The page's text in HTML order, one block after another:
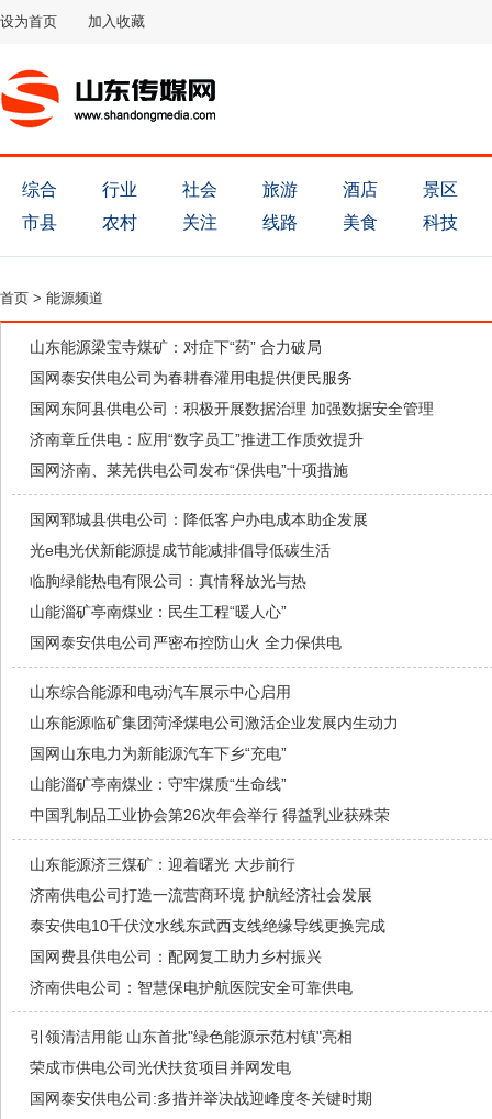
设为首页 加入收藏
综合 行业 社会 旅游 酒店
景区
市县
农村 关注 线路 美食 科技
首页 > 能源频道
山东能源梁宝寺煤矿：对症下“药” 合力破局
国网泰安供电公司为春耕春灌用电提供便民服务
国网东阿县供电公司：积极开展数据治理 加强数据安全管理
济南章丘供电：应用“数字员工”推进工作质效提升
国网济南、莱芜供电公司发布“保供电”十项措施
国网郓城县供电公司：降低客户办电成本助企发展
光e电光伏新能源提成节能减排倡导低碳生活
临朐绿能热电有限公司：真情释放光与热
山能淄矿亭南煤业：民生工程“暖人心”
国网泰安供电公司严密布控防山火 全力保供电
山东综合能源和电动汽车展示中心启用
山东能源临矿集团菏泽煤电公司激活企业发展内生动力
国网山东电力为新能源汽车下乡“充电”
山能淄矿亭南煤业：守牢煤质“生命线”
中国乳制品工业协会第26次年会举行 得益乳业获殊荣
山东能源济三煤矿：迎着曙光 大步前行
济南供电公司打造一流营商环境 护航经济社会发展
泰安供电10千伏汶水线东武西支线绝缘导线更换完成
国网费县供电公司：配网复工助力乡村振兴
济南供电公司：智慧保电护航医院安全可靠供电
引领清洁用能 山东首批"绿色能源示范村镇"亮相
荣成市供电公司光伏扶贫项目并网发电
国网泰安供电公司:多措并举决战迎峰度冬关键时期